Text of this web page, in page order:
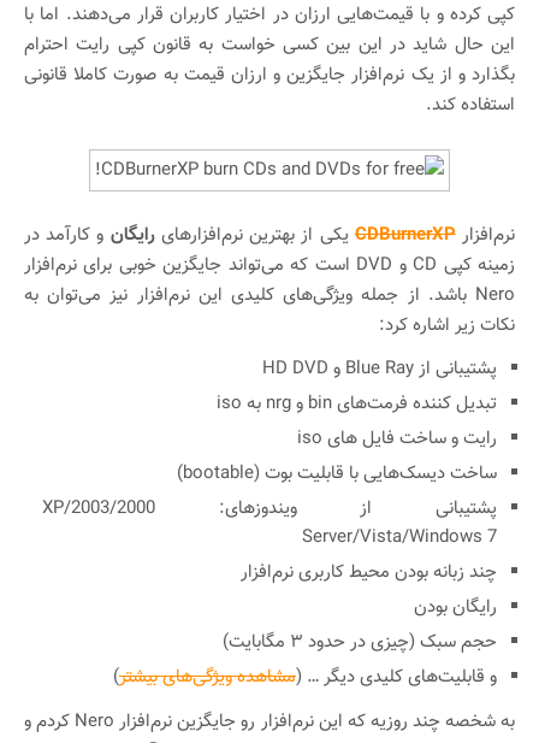
کپی کرده و با قیمت‌هایی ارزان در اختیار کاربران قرار می‌دهند. اما با
این حال شاید در این بین کسی خواست به قانون کپی رایت احترام
بگذارد و از یک نرم‌افزار جایگزین و ارزان قیمت به صورت کاملا قانونی
استفاده کند.
نرم‌افزارCDBurnerXPیکی از بهترین نرم‌افزارهایرایگان و کارآمد در
زمینه کپی CD و DVD است که می‌تواند جایگزین خوبی برای نرم‌افزار
Nero باشد. از جمله ویژگی‌های کلیدی این نرم‌افزار نیز می‌توان به
نکات زیر اشاره کرد:
پشتیبانی از Blue Ray و HD DVD
تبدیل کننده فرمت‌های bin و nrg به iso
رایت و ساخت فایل های iso
ساخت دیسک‌هایی با قابلیت بوت (bootable)
پشتیبانی از ویندوز‌های: 2000/XP/2003
Server/Vista/Windows 7
چند زبانه بودن محیط کاربری نرم‌افزار
رایگان بودن
حجم سبک (چیزی در حدود ۳ مگابایت)
و قابلیت‌های کلیدی دیگر … (مشاهده ویژگی‌های بیشتر)
به شخصه چند روزیه که این نرم‌افزار رو جایگزین نرم‌افزار Nero کردم و